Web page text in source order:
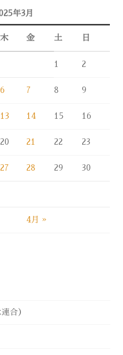
年3月
木 金 土 日
4月 »
1 2
6 7 8 9
13 14 15 16
20 21 22 23
27 28 29 30
合）